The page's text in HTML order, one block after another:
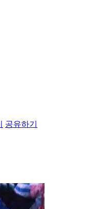
공유하기